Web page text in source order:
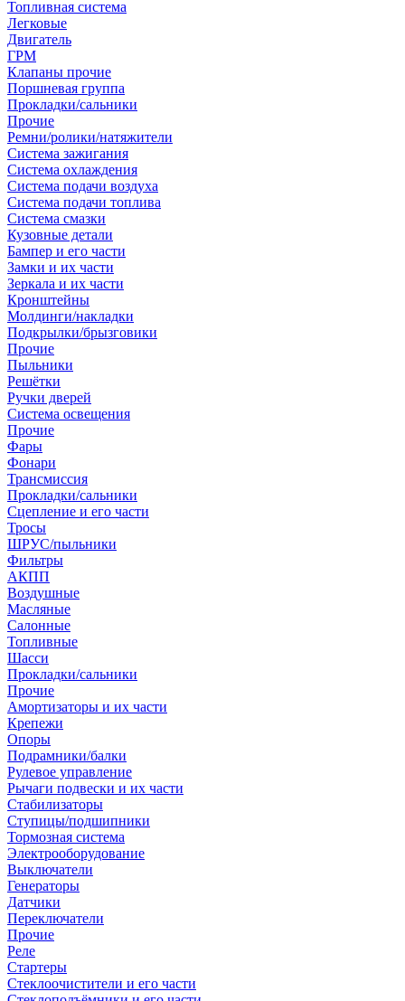
Топливная система
Легковые
Двигатель
ГРМ
Клапаны прочие
Поршневая группа
Прокладки/сальники
Прочие
Ремни/ролики/натяжители
Система зажигания
Система охлаждения
Система подачи воздуха
Система подачи топлива
Система смазки
Кузовные детали
Бампер и его части
Замки и их части
Зеркала и их части
Кронштейны
Молдинги/накладки
Подкрылки/брызговики
Прочие
Пыльники
Решётки
Ручки дверей
Система освещения
Прочие
Фары
Фонари
Трансмиссия
Прокладки/сальники
Сцепление и его части
Тросы
ШРУС/пыльники
Фильтры
АКПП
Воздушные
Масляные
Салонные
Топливные
Шасси
Прокладки/сальники
Прочие
Амортизаторы и их части
Крепежи
Опоры
Подрамники/балки
Рулевое управление
Рычаги подвески и их части
Стабилизаторы
Ступицы/подшипники
Тормозная система
Электрооборудование
Выключатели
Генераторы
Датчики
Переключатели
Прочие
Реле
Стартеры
Стеклоочистители и его части